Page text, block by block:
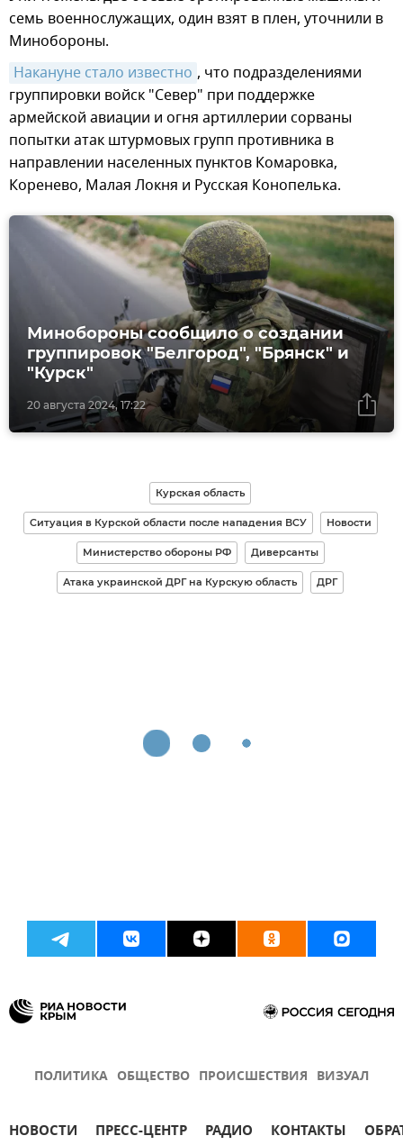
семь военнослужащих, один взят в плен, уточнили в
Минобороны.
Накануне стало известно , что подразделениями
группировки войск "Север" при поддержке
армейской авиации и огня артиллерии сорваны
попытки атак штурмовых групп противника в
направлении населенных пунктов Комаровка,
Коренево, Малая Локня и Русская Конопелька.
20 августа 2024, 17:22
Минобороны сообщило о создании
группировок "Белгород", "Брянск" и
"Курск"
Курская область
Ситуация в Курской области после нападения ВСУ Новости
Министерство обороны РФ Диверсанты
Атака украинской ДРГ на Курскую область ДРГ
ПОЛИТИКА ОБЩЕСТВО ПРОИСШЕСТВИЯ ВИЗУАЛ
НОВОСТИ ПРЕСС-ЦЕНТР РАДИО КОНТАКТЫ